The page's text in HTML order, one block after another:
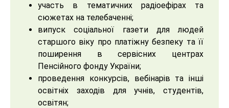
участь в тематичних радіоефірах та
сюжетах на телебаченні;
випуск соціальної газети для людей
старшого віку про платіжну безпеку та її
поширення в сервісних центрах
Пенсійного фонду України;
проведення конкурсів, вебінарів та інші
освітніх заходів для учнів, студентів,
освітян;